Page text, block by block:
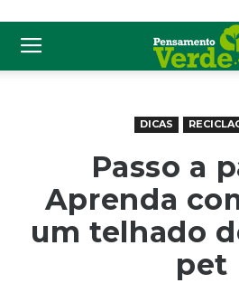
DICAS
Passo a
Aprenda
um telhado
pet